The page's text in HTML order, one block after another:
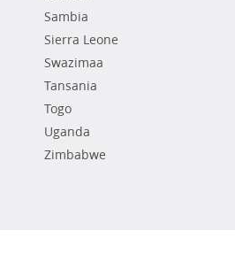
Sambia
Sierra Leone
Swazimaa
Tansania
Togo
Uganda
Zimbabwe